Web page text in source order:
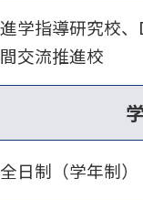
進学指導研究校
間交流推進校
全日制（学年制）